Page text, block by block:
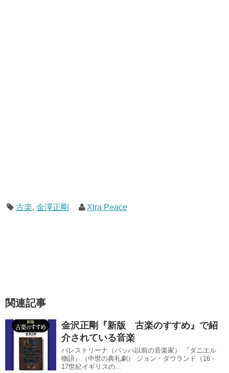
古楽, 金澤正剛 Xtra Peace
関連記事
金沢正剛『新版 古楽のすすめ』で紹
介されている音楽
パレストリーナ（バッハ以前の音楽家） 『ダニエル
物語』（中世の典礼劇） ジョン・ダウランド（16 -
17世紀イギリスの...